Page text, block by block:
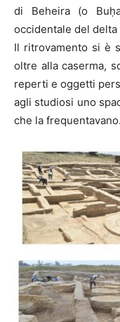
di Beheira (o
occidentale del delta
Il ritrovamento si è
oltre alla caserma,
reperti e oggetti
agli studiosi uno
che la frequentavano.